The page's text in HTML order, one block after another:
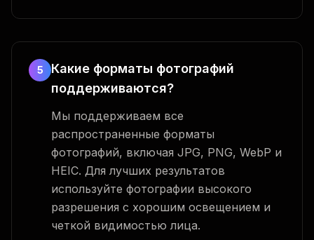
5
Какие форматы фотографий
поддерживаются?
Мы поддерживаем все
распространенные форматы
фотографий, включая JPG, PNG, WebP и
HEIC. Для лучших результатов
используйте фотографии высокого
разрешения с хорошим освещением и
четкой видимостью лица.